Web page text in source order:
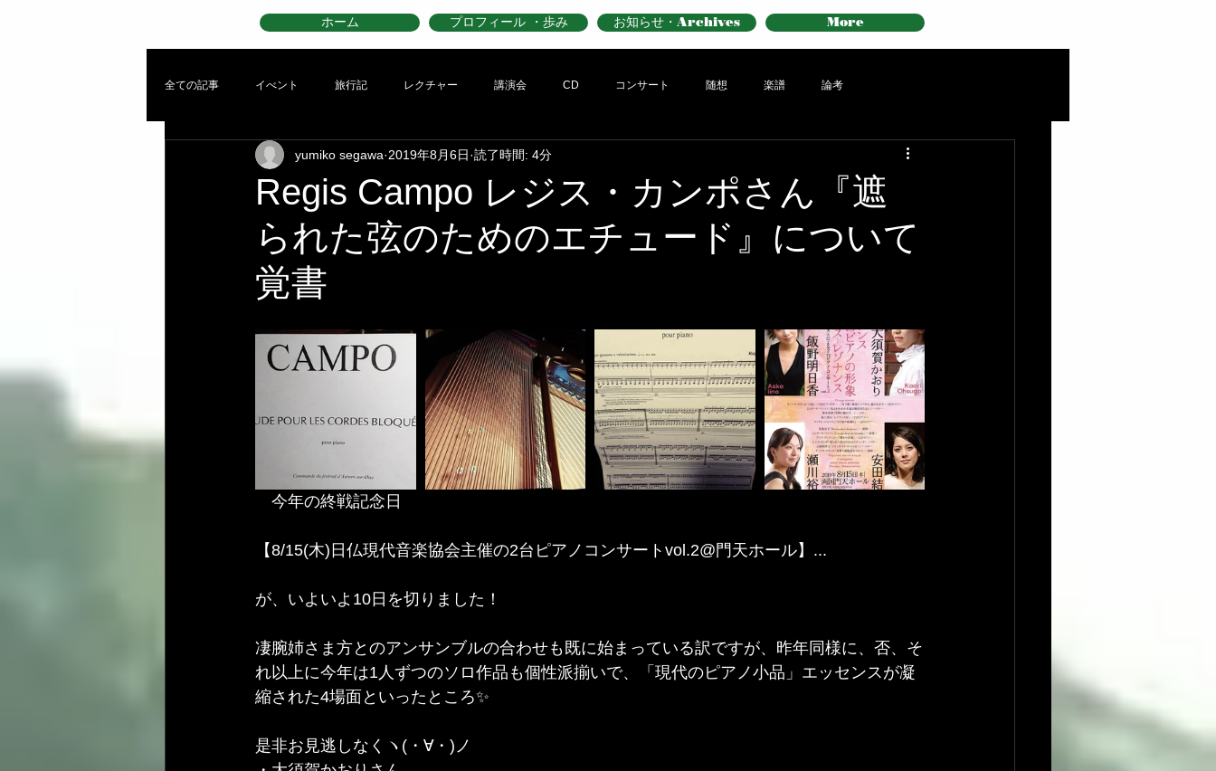
ホーム プロフィール ・歩み お知らせ・Archives More
全ての記事 イべント 旅行記 レクチャー 講演会 CD コンサート 随想 楽譜 論考
Regis Campo レジス・カンポさん『遮
られた弦のためのエチュード』について
覚書
yumiko segawa 2019年8月6日 読了時間: 4分
今年の終戦記念日
【8/15(木)日仏現代音楽協会主催の2台ピアノコンサートvol.2@門天ホール】...
が、いよいよ10日を切りました！
凄腕姉さま方とのアンサンブルの合わせも既に始まっている訳ですが、昨年同様に、否、そ
れ以上に今年は1人ずつのソロ作品も個性派揃いで、「現代のピアノ小品」エッセンスが凝
縮された4場面といったところ✨
是非お見逃しなくヽ(・∀・)ノ